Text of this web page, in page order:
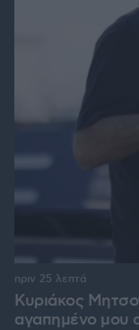
Κυριάκος
αγαπημένο μου
πριν 25 λεπτά